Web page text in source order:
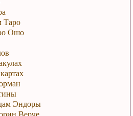
Таро
Ошо
Эндоры
Верче